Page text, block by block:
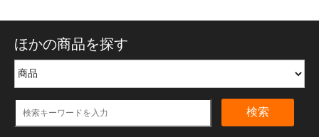
ほかの商品を探す
検索